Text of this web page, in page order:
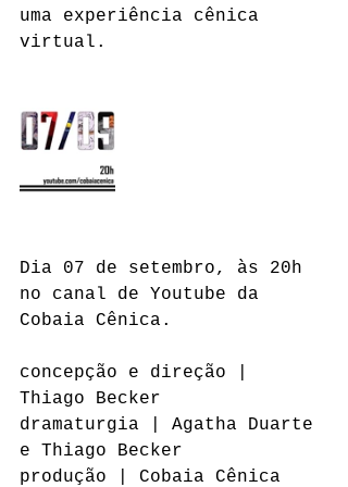
uma experiência cênica
virtual.
Dia 07 de setembro, às 20h
no canal de Youtube da
Cobaia Cênica.
concepção e direção |
Thiago Becker
dramaturgia | Agatha Duarte
e Thiago Becker
produção | Cobaia Cênica